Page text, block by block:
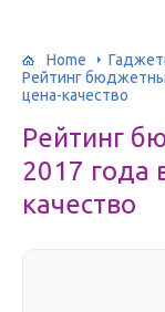
Home
Рейтинг
цена-качество
Рейтинг
2017 года
качество